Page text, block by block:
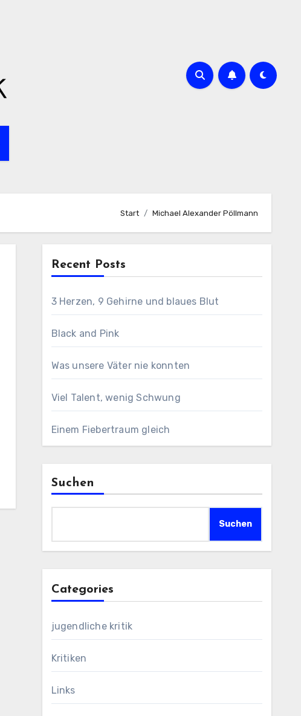
Start Michael Alexander Pöllmann
Recent Posts
3 Herzen, 9 Gehirne und blaues Blut
Black and Pink
Was unsere Väter nie konnten
Viel Talent, wenig Schwung
Einem Fiebertraum gleich
Suchen
Suchen
Categories
jugendliche kritik
Kritiken
Links